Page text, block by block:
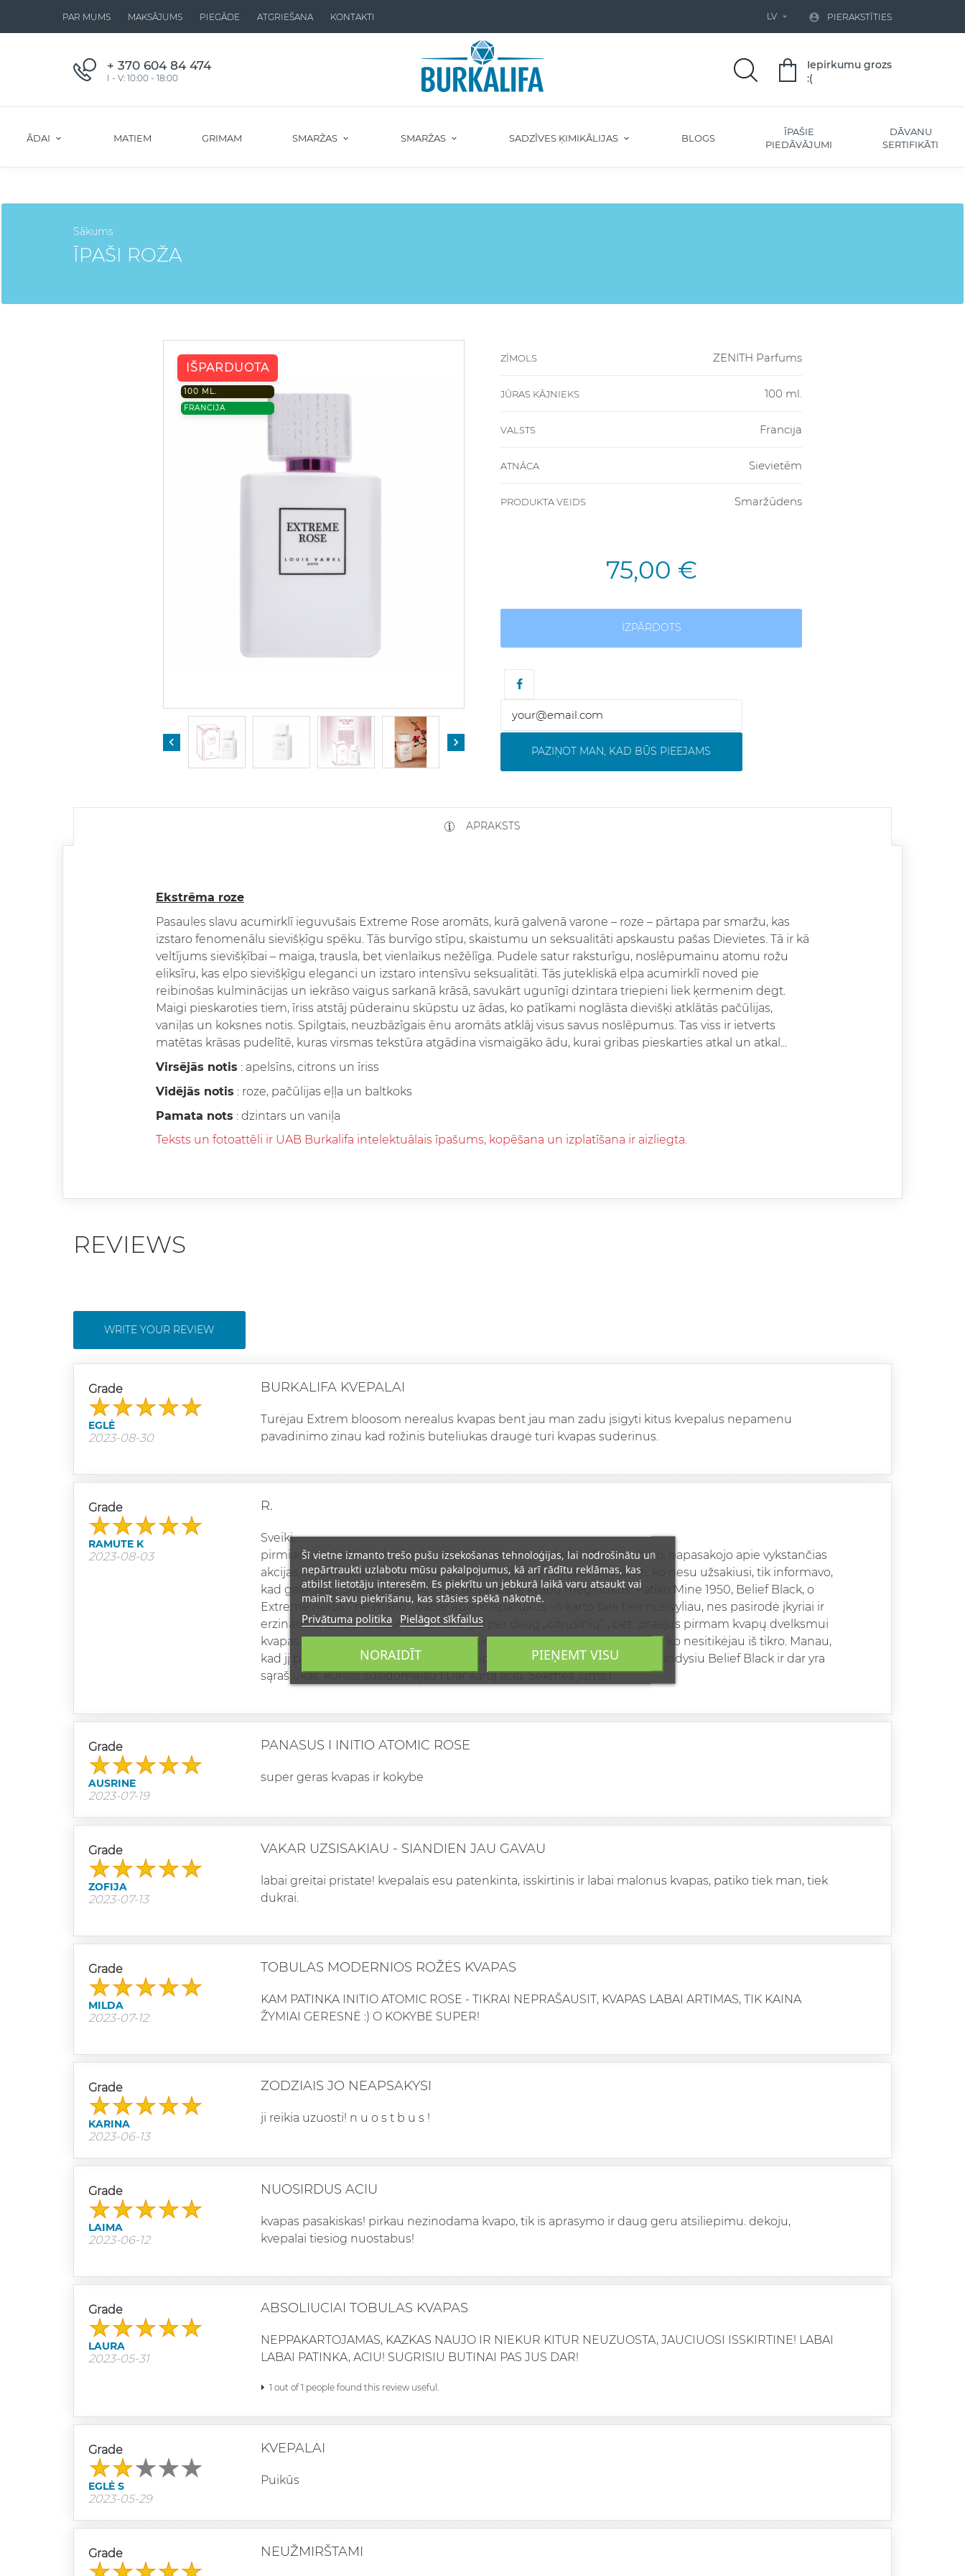
PAR MUMS MAKSĀJUMS PIEGĀDE ATGRIEŠANA KONTAKTI LV   PIERAKSTĪTIES
+ 370 604 84 474
I - V: 10:00 - 18:00
Iepirkumu grozs
:(
ĀDAI MATIEM GRIMAM SMARŽAS SMARŽAS SADZĪVES ĶIMIKĀLIJAS BLOGS
ĪPAŠIE
PIEDĀVĀJUMI
DĀVANU
SERTIFIKĀTI
Sākums
ĪPAŠI ROŽA
IŠPARDUOTA
100 ML.
FRANCIJA
 
ZĪMOLS ZENITH Parfums
JŪRAS KĀJNIEKS 100 ml.
VALSTS Francija
ATNĀCA Sievietēm
PRODUKTA VEIDS Smaržūdens
75,00 €
IZPĀRDOTS
PAZIŅOT MAN, KAD BŪS PIEEJAMS
APRAKSTS
Ekstrēma roze
Pasaules slavu acumirklī ieguvušais Extreme Rose aromāts, kurā galvenā varone – roze – pārtapa par smaržu, kas
izstaro fenomenālu sievišķīgu spēku. Tās burvīgo stīpu, skaistumu un seksualitāti apskaustu pašas Dievietes. Tā ir kā
veltījums sievišķībai – maiga, trausla, bet vienlaikus nežēlīga. Pudele satur raksturīgu, noslēpumainu atomu rožu
eliksīru, kas elpo sievišķīgu eleganci un izstaro intensīvu seksualitāti. Tās jutekliskā elpa acumirklī noved pie
reibinošas kulminācijas un iekrāso vaigus sarkanā krāsā, savukārt ugunīgi dzintara triepieni liek ķermenim degt.
Maigi pieskaroties tiem, īriss atstāj pūderainu skūpstu uz ādas, ko patīkami noglāsta dievišķi atklātās pačūlijas,
vaniļas un koksnes notis. Spilgtais, neuzbāzīgais ēnu aromāts atklāj visus savus noslēpumus. Tas viss ir ietverts
matētas krāsas pudelītē, kuras virsmas tekstūra atgādina vismaigāko ādu, kurai gribas pieskarties atkal un atkal...
Virsējās notis : apelsīns, citrons un īriss
Vidējās notis : roze, pačūlijas eļļa un baltkoks
Pamata nots : dzintars un vaniļa
Teksts un fotoattēli ir UAB Burkalifa intelektuālais īpašums, kopēšana un izplatīšana ir aizliegta.
REVIEWS
WRITE YOUR REVIEW
Grade
EGLĖ
2023-08-30
BURKALIFA KVEPALAI
Turėjau Extrem bloosom nerealus kvapas bent jau man zadu įsigyti kitus kvepalus nepamenu
pavadinimo zinau kad rožinis buteliukas draugė turi kvapas suderinus.
Grade
RAMUTE K
2023-08-03
R.
Sveiki,
pirmiausia tai ačiū vadybininkui už atsidavimą savo darbui. Paskambino, papasakojo apie vykstančias
akcijas, mielai išklausė kokie mano poreikiai, nieko neįkalbinėjo pirkti, ko nesu užsakiusi, tik informavo,
kad galėčiau... ŠAUNUOLIS! Ačiū už dovanėlę ir kvapų mėginukus. Patiko Mine 1950, Belief Black, o
Extreme neroli - ne mano... dabar apie kvepaliukus -iš karto šiek tiek nusivyliau, nes pasirodė įkyriai ir
erzinančiai lendanti visur viena nata, gal per daug ,,citrusinių" , bet...praėjus pirmam kvapų dvelksmui
kvapas pasirodė visai neblogas. Gal tiesiog iš karto to aštrumo per daug, ko nesitikėjau iš tikro. Manau,
kad jį prisijaukinsiu:) pirkau pagal atsiliepimus . Ateičiai manau tikrai išbandysiu Belief Black ir dar yra
sąrašiukas, kuriais susidomėjau:) Dar kartą ačiū. Sėkmės jums:)
Grade
AUSRINE
2023-07-19
PANASUS I INITIO ATOMIC ROSE
super geras kvapas ir kokybe
Grade
ZOFIJA
2023-07-13
VAKAR UZSISAKIAU - SIANDIEN JAU GAVAU
labai greitai pristate! kvepalais esu patenkinta, isskirtinis ir labai malonus kvapas, patiko tiek man, tiek
dukrai.
Grade
MILDA
2023-07-12
TOBULAS MODERNIOS ROŽĖS KVAPAS
KAM PATINKA INITIO ATOMIC ROSE - TIKRAI NEPRAŠAUSIT, KVAPAS LABAI ARTIMAS, TIK KAINA
ŽYMIAI GERESNĖ :) O KOKYBĖ SUPER!
Grade
KARINA
2023-06-13
ZODZIAIS JO NEAPSAKYSI
ji reikia uzuosti! n u o s t b u s !
Grade
LAIMA
2023-06-12
NUOSIRDUS ACIU
kvapas pasakiskas! pirkau nezinodama kvapo, tik is aprasymo ir daug geru atsiliepimu. dekoju,
kvepalai tiesiog nuostabus!
Grade
LAURA
2023-05-31
ABSOLIUCIAI TOBULAS KVAPAS
NEPPAKARTOJAMAS, KAZKAS NAUJO IR NIEKUR KITUR NEUZUOSTA, JAUCIUOSI ISSKIRTINE! LABAI
LABAI PATINKA, ACIU! SUGRISIU BUTINAI PAS JUS DAR!
1 out of 1 people found this review useful.
Grade
EGLĖ S
2023-05-29
KVEPALAI
Puikūs
Grade NEUŽMIRŠTAMI
Šī vietne izmanto trešo pušu izsekošanas tehnoloģijas, lai nodrošinātu un
nepārtraukti uzlabotu mūsu pakalpojumus, kā arī rādītu reklāmas, kas
atbilst lietotāju interesēm. Es piekrītu un jebkurā laikā varu atsaukt vai
mainīt savu piekrišanu, kas stāsies spēkā nākotnē.
Privātuma politika Pielāgot sīkfailus
NORAIDĪT PIEŅEMT VISU